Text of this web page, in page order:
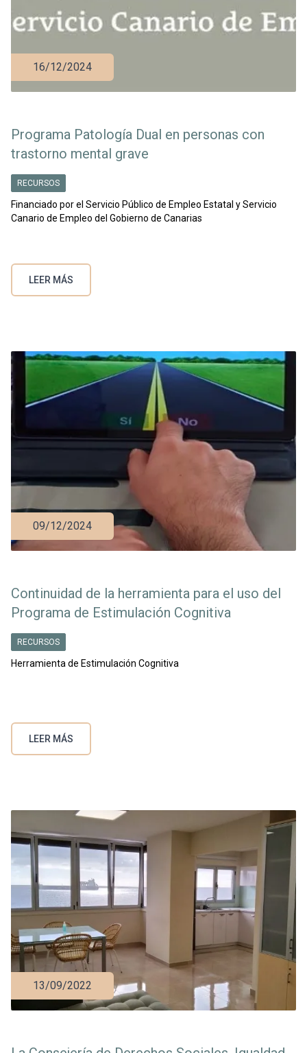
16/12/2024
Programa Patología Dual en personas con
trastorno mental grave
RECURSOS
Financiado por el Servicio Público de Empleo Estatal y Servicio
Canario de Empleo del Gobierno de Canarias
LEER MÁS
09/12/2024
Continuidad de la herramienta para el uso del
Programa de Estimulación Cognitiva
RECURSOS
Herramienta de Estimulación Cognitiva
LEER MÁS
13/09/2022